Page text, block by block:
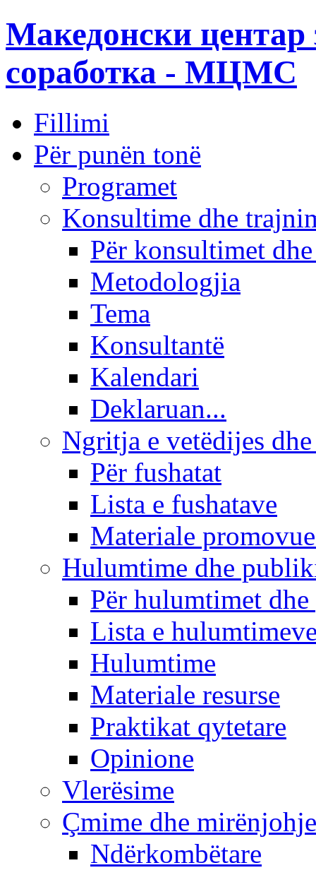
Македонски центар
соработка - МЦМС
Fillimi
Për punën tonë
Programet
Konsultime dhe
Për konsultimet
Metodologjia
Tema
Konsultantë
Kalendari
Deklaruan...
Ngritja e vetëdijes
Për fushatat
Lista e fushatave
Materiale
Hulumtime dhe
Për hulumtimet
Lista e
Hulumtime
Materiale resurse
Praktikat qytetare
Opinione
Vlerësime
Çmime dhe mirënjohje
Ndërkombëtare